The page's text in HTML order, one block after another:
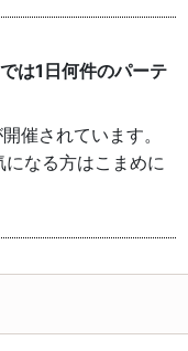
は1日何件のパーテ
催されています。
なる方はこまめに